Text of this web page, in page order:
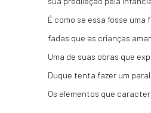
É como se essa fosse
fadas que as crianças
Uma de suas obras que
Duque tenta fazer um
Os elementos que